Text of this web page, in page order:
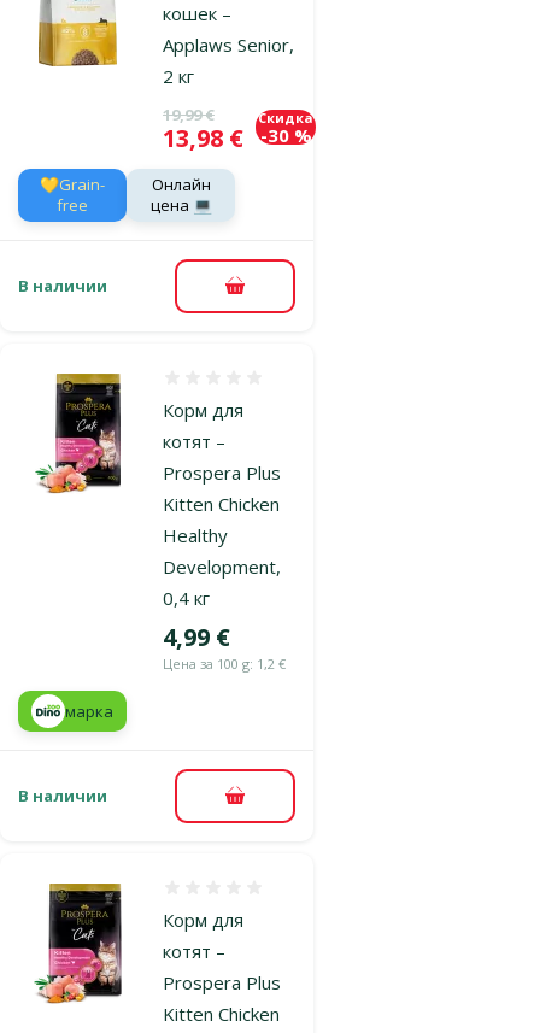
кошек –
Applaws Senior,
2 кг
Исходная цена
19,99 €
Цена
13,98 €
Скидка
-30 %
💛Grain-
free
Онлайн
цена 💻
В наличии В корзину
Корм для
котят –
Prospera Plus
Kitten Chicken
Healthy
Development,
0,4 кг
Цена
4,99 €
Цена за 100 g: 1,2 €
марка
В наличии В корзину
Корм для
котят –
Prospera Plus
Kitten Chicken